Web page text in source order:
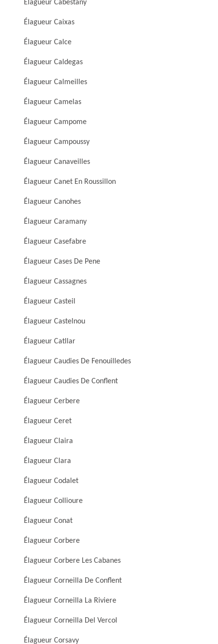
Élagueur Cabestany
Élagueur Caixas
Élagueur Calce
Élagueur Caldegas
Élagueur Calmeilles
Élagueur Camelas
Élagueur Campome
Élagueur Campoussy
Élagueur Canaveilles
Élagueur Canet En Roussillon
Élagueur Canohes
Élagueur Caramany
Élagueur Casefabre
Élagueur Cases De Pene
Élagueur Cassagnes
Élagueur Casteil
Élagueur Castelnou
Élagueur Catllar
Élagueur Caudies De Fenouilledes
Élagueur Caudies De Conflent
Élagueur Cerbere
Élagueur Ceret
Élagueur Claira
Élagueur Clara
Élagueur Codalet
Élagueur Collioure
Élagueur Conat
Élagueur Corbere
Élagueur Corbere Les Cabanes
Élagueur Corneilla De Conflent
Élagueur Corneilla La Riviere
Élagueur Corneilla Del Vercol
Élagueur Corsavy